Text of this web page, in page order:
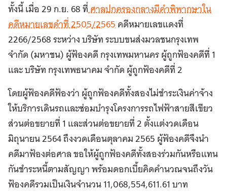
ทั้งนี้ เมื่อ 29 ก.ย. 68 ที่ศาลปกครองกลางมีคำพิพากษาใน
คดีหมายเลขดำที่ 2505/2565คดีหมายเลขแดงที่
2266/2568 ระหว่าง บริษัท ระบบขนส่งมวลชนกรุงเทพ
จำกัด (มหาชน) ผู้ฟ้องคดี กรุงเทพมหานคร ผู้ถูกฟ้องคดีที่ 1
และ บริษัท กรุงเทพธนาคม จำกัด ผู้ถูกฟ้องคดีที่ 2
โดยผู้ฟ้องคดีฟ้องว่า ผู้ถูกฟ้องคดีทั้งสองไม่ชำระเงินค่าจ้าง
ให้บริการเดินรถและซ่อมบำรุงโครงการรถไฟฟ้าสายสีเขียว
ส่วนต่อขยายที่ 1 และส่วนต่อขยายที่ 2 ตั้งแต่งวดเดือน
มิถุนายน 2564 ถึงงวดเดือนตุลาคม 2565 ผู้ฟ้องคดีจึงนำ
คดีมาฟ้องต่อศาล ขอให้ผู้ถูกฟ้องคดีทั้งสองร่วมกันหรือแทน
กันชำระหนี้ตามสัญญา พร้อมดอกเบี้ยคิดคำนวณจนถึงวัน
ฟ้องคดีรวมเป็นเงินจำนวน 11,068,554,611.61 บาท